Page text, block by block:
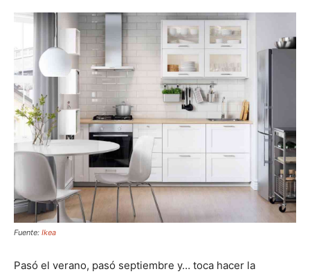
Fuente: Ikea
Pasó el verano, pasó septiembre y… toca hacer la